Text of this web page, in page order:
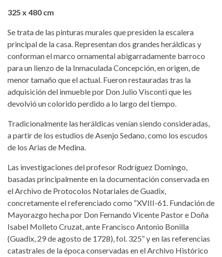
325 x 480 cm
Se trata de las pinturas murales que presiden la escalera
principal de la casa. Representan dos grandes heráldicas y
conforman el marco ornamental abigarradamente barroco
para un lienzo de la Inmaculada Concepción, en origen, de
menor tamaño que el actual. Fueron restauradas tras la
adquisición del inmueble por Don Julio Visconti que les
devolvió un colorido perdido a lo largo del tiempo.
Tradicionalmente las heráldicas venían siendo consideradas,
a partir de los estudios de Asenjo Sedano, como los escudos
de los Arias de Medina.
Las investigaciones del profesor Rodríguez Domingo,
basadas principalmente en la documentación conservada en
el Archivo de Protocolos Notariales de Guadix,
concretamente el referenciado como “XVIII-61. Fundación de
Mayorazgo hecha por Don Fernando Vicente Pastor e Doña
Isabel Molleto Cruzat, ante Francisco Antonio Bonilla
(Guadix, 29 de agosto de 1728), fol. 325” y en las referencias
catastrales de la época conservadas en el Archivo Histórico